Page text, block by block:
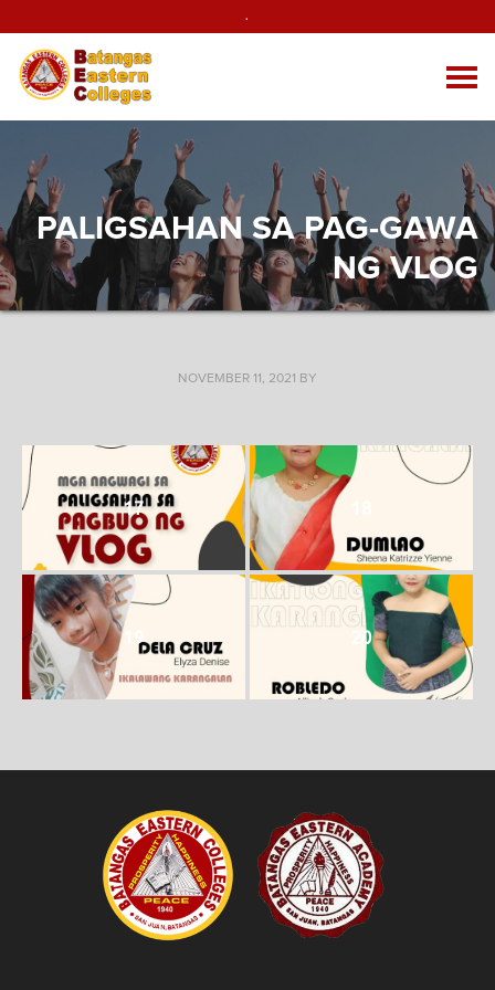
.
PALIGSAHAN SA PAG-GAWA
NG VLOG
NOVEMBER 11, 2021 BY
17
19 20